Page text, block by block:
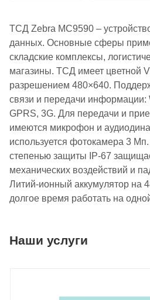
ТСД Zebra MC9590 –
данных. Основные сферы
складские комплексы,
магазины. ТСД имеет цветной
разрешением 480×640.
связи и передачи информации:
GPRS, 3G. Для передачи и
имеются микрофон и
используется фотокамера 3
степенью защиты IP-67
механических воздействий и
Литий-ионный аккумулятор на
долгое время работать на
Наши услуги